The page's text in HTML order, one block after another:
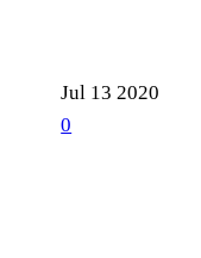
Jul 13 2020
0